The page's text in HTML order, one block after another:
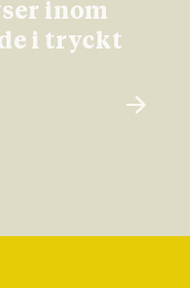
inom
i tryckt